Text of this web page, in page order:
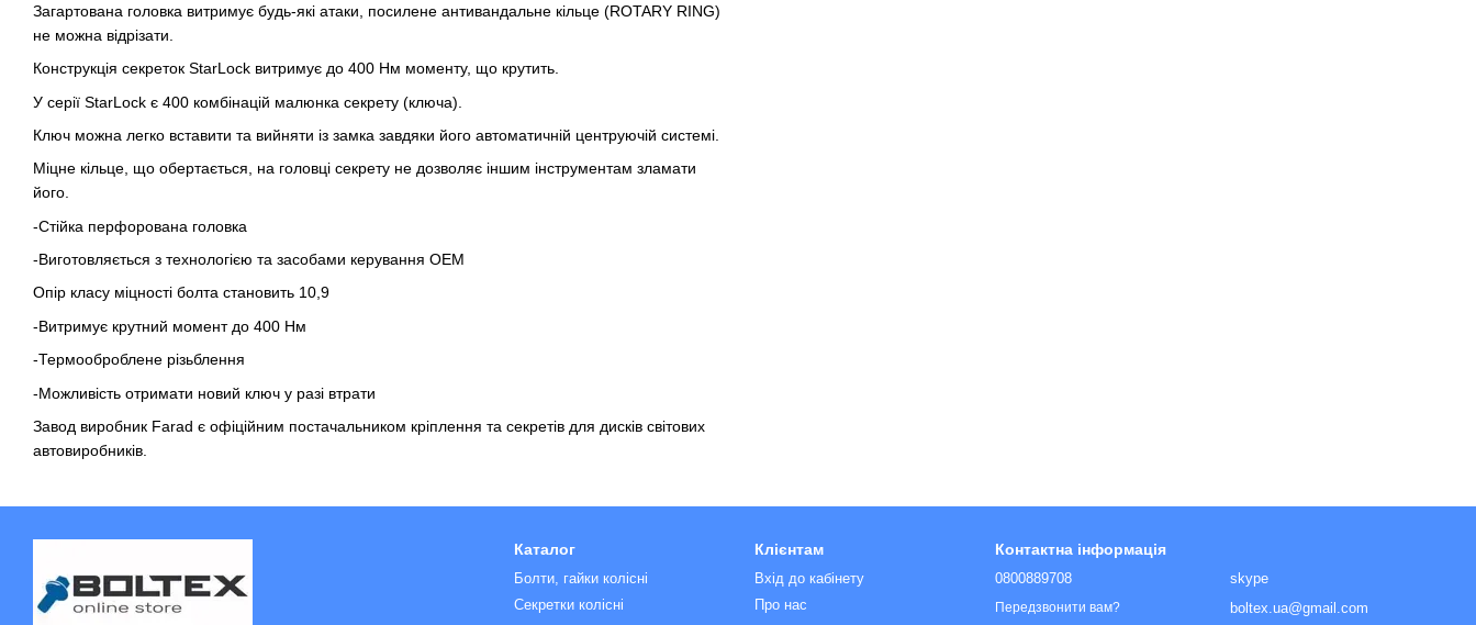
Загартована головка витримує будь-які атаки, посилене антивандальне кільце (ROTARY RING)
не можна відрізати.
Конструкція секреток StarLock витримує до 400 Нм моменту, що крутить.
У серії StarLock є 400 комбінацій малюнка секрету (ключа).
Ключ можна легко вставити та вийняти із замка завдяки його автоматичній центруючій системі.
Міцне кільце, що обертається, на головці секрету не дозволяє іншим інструментам зламати
його.
-Стійка перфорована головка
-Виготовляється з технологією та засобами керування OEM
Опір класу міцності болта становить 10,9
-Витримує крутний момент до 400 Нм
-Термооброблене різьблення
-Можливість отримати новий ключ у разі втрати
Завод виробник Farad є офіційним постачальником кріплення та секретів для дисків світових
автовиробників.
Каталог
Болти, гайки колісні
Секретки колісні
Клієнтам
Вхід до кабінету
Про нас
Контактна інформація
0800889708
Передзвонити вам?
skype
boltex.ua@gmail.com